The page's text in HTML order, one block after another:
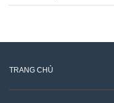
TRANG CHỦ